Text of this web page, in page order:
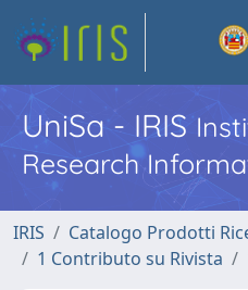
UniSa - IRIS
Research
IRIS
Catalogo Prodotti
1 Contributo su Rivista